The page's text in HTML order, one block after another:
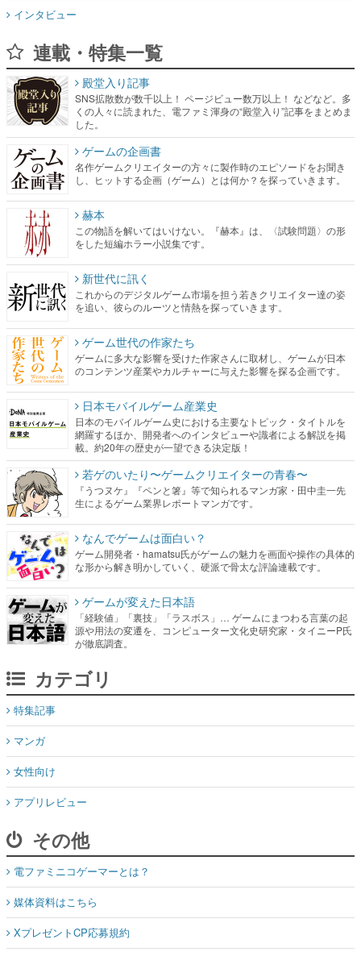
インタビュー
連載・特集一覧
殿堂入り記事
SNS拡散数が数千以上！ ページビュー数万以上！ などなど。多
くの人々に読まれた、電ファミ渾身の“殿堂入り”記事をまとめま
した。
ゲームの企画書
名作ゲームクリエイターの方々に製作時のエピソードをお聞き
し、ヒットする企画（ゲーム）とは何か？を探っていきます。
赫本
この物語を解いてはいけない。『赫本』は、〈試験問題〉の形
をした短編ホラー小説集です。
新世代に訊く
これからのデジタルゲーム市場を担う若きクリエイター達の姿
を追い、彼らのルーツと情熱を探っていきます。
ゲーム世代の作家たち
ゲームに多大な影響を受けた作家さんに取材し、ゲームが日本
のコンテンツ産業やカルチャーに与えた影響を探る企画です。
日本モバイルゲーム産業史
日本のモバイルゲーム史における主要なトピック・タイトルを
網羅するほか、開発者へのインタビューや識者による解説を掲
載。約20年の歴史が一望できる決定版！
若ゲのいたり〜ゲームクリエイターの青春〜
『うつヌケ』『ペンと箸』等で知られるマンガ家・田中圭一先
生によるゲーム業界レポートマンガです。
なんでゲームは面白い？
ゲーム開発者・hamatsu氏がゲームの魅力を画面や操作の具体的
な形から解き明かしていく、硬派で骨太な評論連載です。
ゲームが変えた日本語
「経験値」「裏技」「ラスボス」… ゲームにまつわる言葉の起
源や用法の変遷を、コンピューター文化史研究家・タイニーP氏
が徹底調査。
カテゴリ
特集記事
マンガ
女性向け
アプリレビュー
その他
電ファミニコゲーマーとは？
媒体資料はこちら
XプレゼントCP応募規約